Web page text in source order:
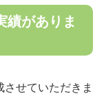
績がありま
せていただきま